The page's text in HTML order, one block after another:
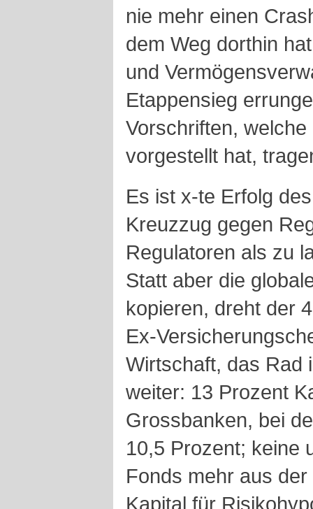
nie mehr einen
dem Weg dorthin
und
Etappensieg
Vorschriften,
vorgestellt hat,
Es ist x-te Erfolg
Kreuzzug gegen
Regulatoren als zu
Statt aber die
kopieren, dreht der
Ex-
Wirtschaft, das Rad
weiter: 13 Prozent
Grossbanken, bei
10,5 Prozent; keine
Fonds mehr aus
Kapital für